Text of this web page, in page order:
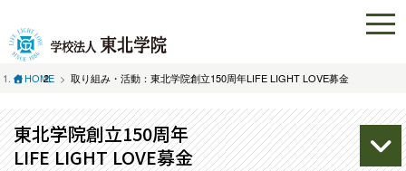
HOME 取り組み・活動：東北学院創立150周年LIFE LIGHT LOVE募金
東北学院創立150周年
LIFE LIGHT LOVE募金